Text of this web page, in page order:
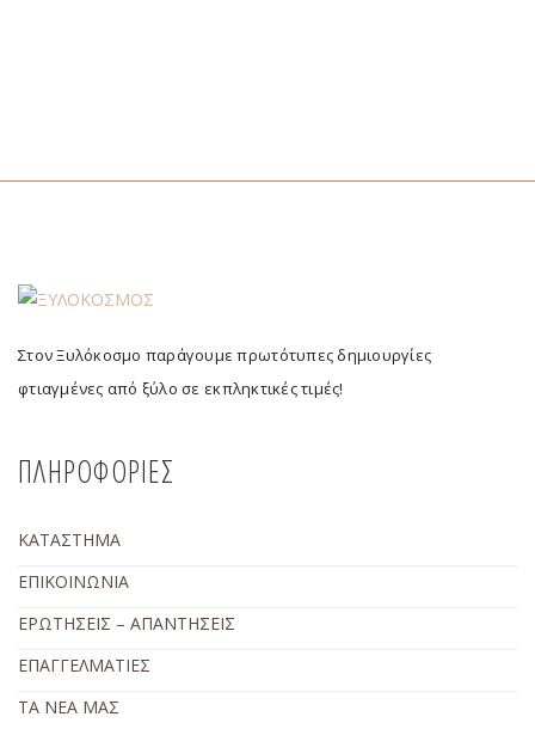
Στον Ξυλόκοσμο παράγουμε πρωτότυπες δημιουργίες
φτιαγμένες από ξύλο σε εκπληκτικές τιμές!
ΠΛΗΡΟΦΟΡΙΕΣ
ΚΑΤΑΣΤΗΜΑ
ΕΠΙΚΟΙΝΩΝΙΑ
ΕΡΩΤΗΣΕΙΣ – ΑΠΑΝΤΗΣΕΙΣ
ΕΠΑΓΓΕΛΜΑΤΙΕΣ
ΤΑ ΝΕΑ ΜΑΣ